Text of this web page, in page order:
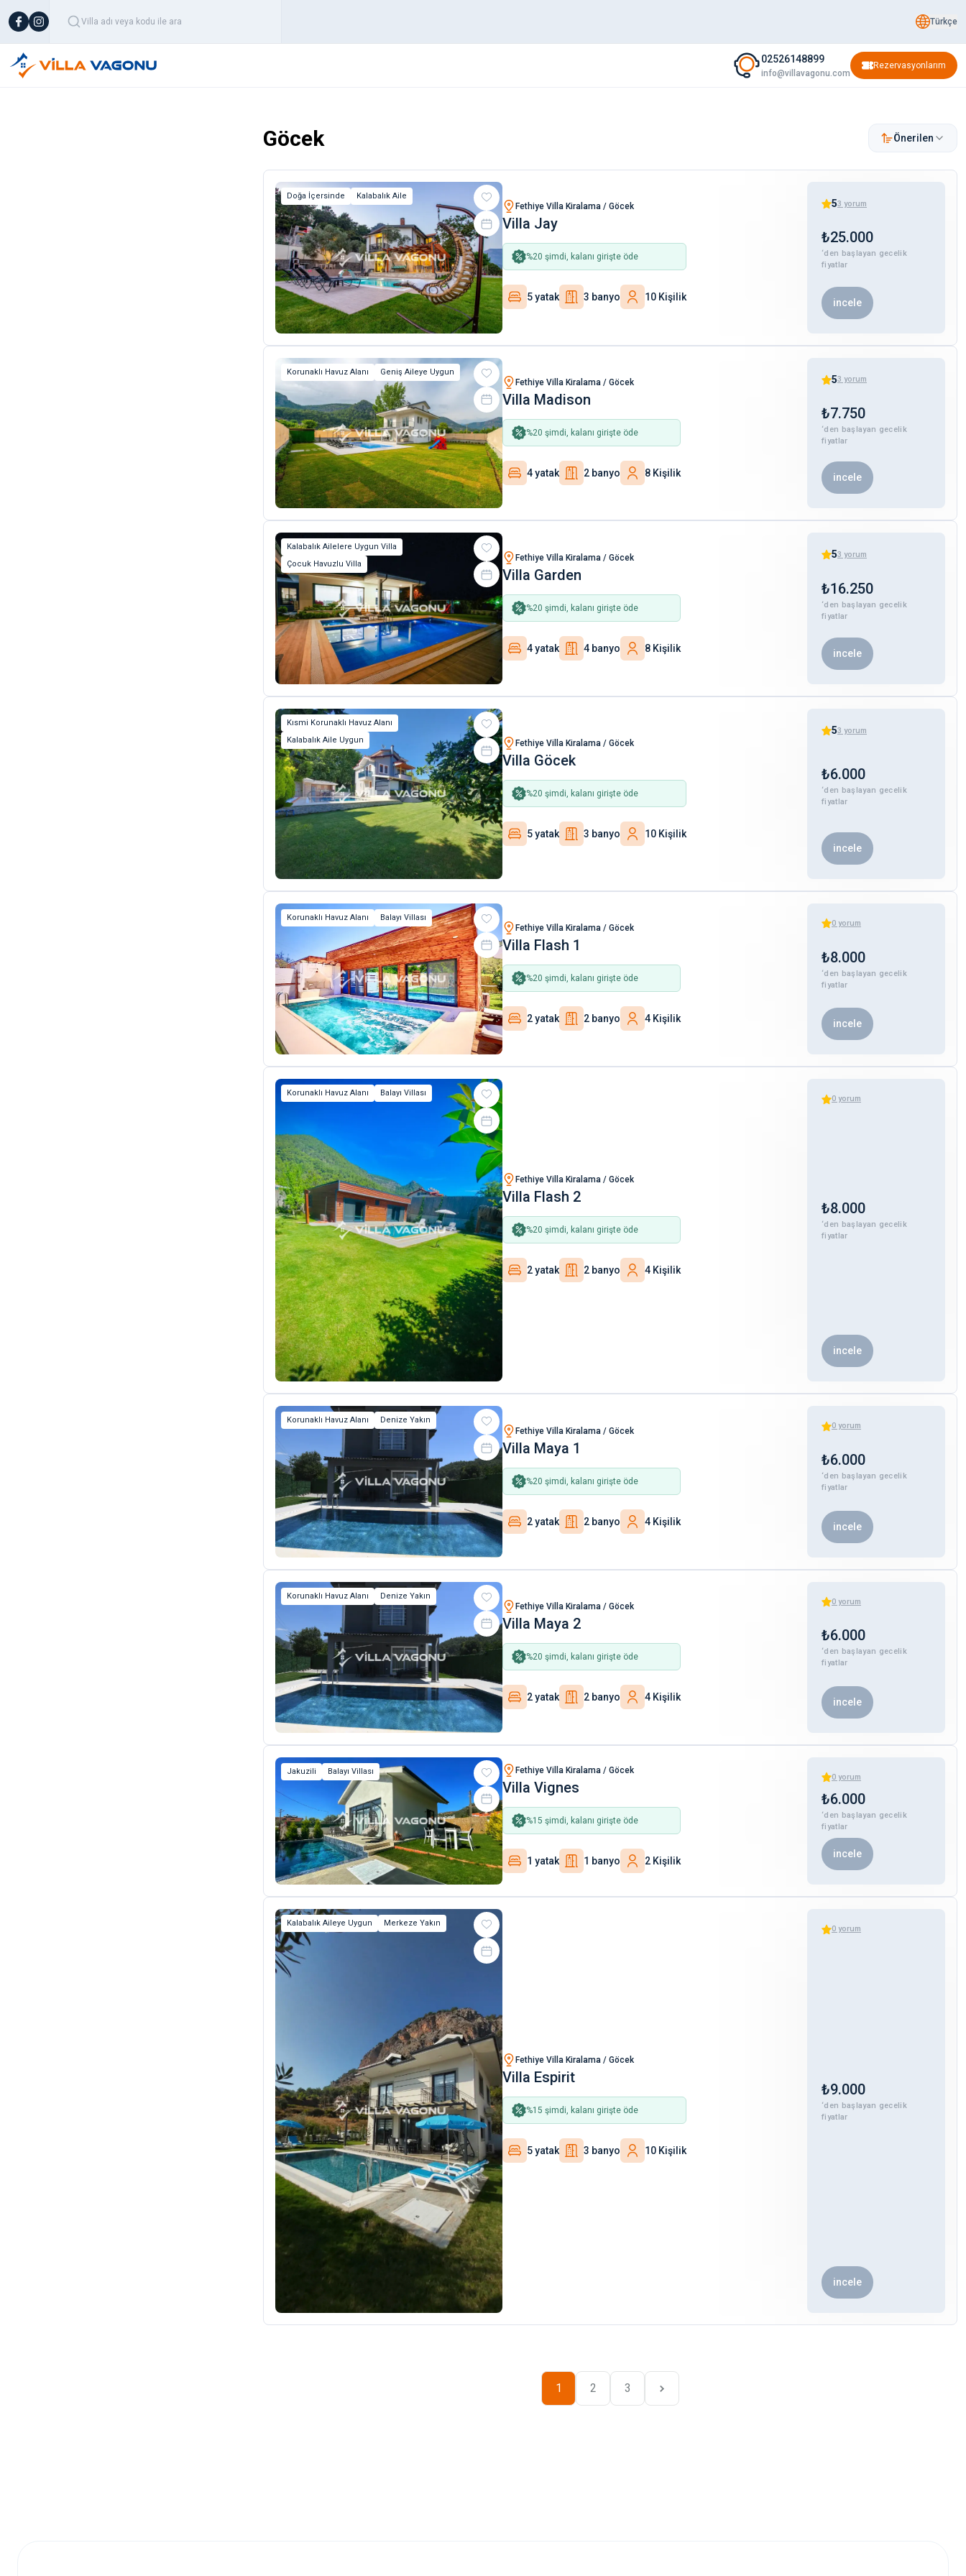
Türkçe
02526148899
info@villavagonu.com
Rezervasyonlarım
Göcek Önerilen
Doğa İçersinde Kalabalık Aile
Fethiye Villa Kiralama / Göcek
Villa Jay
%20 şimdi, kalanı girişte öde
5 yatak 3 banyo 10 Kişilik
53 yorum
₺25.000
‘den başlayan gecelik
fiyatlar
incele
Korunaklı Havuz Alanı Geniş Aileye Uygun
Fethiye Villa Kiralama / Göcek
Villa Madison
%20 şimdi, kalanı girişte öde
4 yatak 2 banyo 8 Kişilik
53 yorum
₺7.750
‘den başlayan gecelik
fiyatlar
incele
Kalabalık Ailelere Uygun Villa
Çocuk Havuzlu Villa
Fethiye Villa Kiralama / Göcek
Villa Garden
%20 şimdi, kalanı girişte öde
4 yatak 4 banyo 8 Kişilik
53 yorum
₺16.250
‘den başlayan gecelik
fiyatlar
incele
Kısmi Korunaklı Havuz Alanı
Kalabalık Aile Uygun
Fethiye Villa Kiralama / Göcek
Villa Göcek
%20 şimdi, kalanı girişte öde
5 yatak 3 banyo 10 Kişilik
53 yorum
₺6.000
‘den başlayan gecelik
fiyatlar
incele
Korunaklı Havuz Alanı Balayı Villası
Fethiye Villa Kiralama / Göcek
Villa Flash 1
%20 şimdi, kalanı girişte öde
2 yatak 2 banyo 4 Kişilik
0 yorum
₺8.000
‘den başlayan gecelik
fiyatlar
incele
Korunaklı Havuz Alanı Balayı Villası
Fethiye Villa Kiralama / Göcek
Villa Flash 2
%20 şimdi, kalanı girişte öde
2 yatak 2 banyo 4 Kişilik
0 yorum
₺8.000
‘den başlayan gecelik
fiyatlar
incele
Korunaklı Havuz Alanı Denize Yakın
Fethiye Villa Kiralama / Göcek
Villa Maya 1
%20 şimdi, kalanı girişte öde
2 yatak 2 banyo 4 Kişilik
0 yorum
₺6.000
‘den başlayan gecelik
fiyatlar
incele
Korunaklı Havuz Alanı Denize Yakın
Fethiye Villa Kiralama / Göcek
Villa Maya 2
%20 şimdi, kalanı girişte öde
2 yatak 2 banyo 4 Kişilik
0 yorum
₺6.000
‘den başlayan gecelik
fiyatlar
incele
Jakuzili Balayı Villası Fethiye Villa Kiralama / Göcek
Villa Vignes
%15 şimdi, kalanı girişte öde
1 yatak 1 banyo 2 Kişilik
0 yorum
₺6.000
‘den başlayan gecelik
fiyatlar
incele
Kalabalık Aileye Uygun Merkeze Yakın
Fethiye Villa Kiralama / Göcek
Villa Espirit
%15 şimdi, kalanı girişte öde
5 yatak 3 banyo 10 Kişilik
0 yorum
₺9.000
‘den başlayan gecelik
fiyatlar
incele
1 2 3